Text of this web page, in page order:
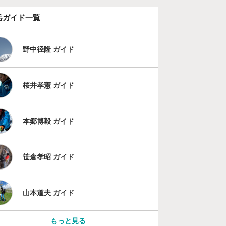
ガイド一覧
野中径隆 ガイド
桜井孝憲 ガイド
本郷博毅 ガイド
笹倉孝昭 ガイド
山本道夫 ガイド
もっと見る